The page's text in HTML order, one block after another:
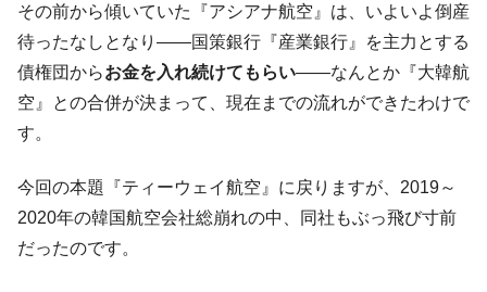
『Money1』
韓国･外為取引量「1日当たり1,214.4億ド
ル」まで拡大 ⇒ 海外資金の動きに強く左右される状態
『Money1』
韓国･帰ってきた李在明。李在明を支持しな
い「50.5％」に上昇
『Money1』
断
『Money1』
韓国･警察職員が「丸刈りになって抗議活
動」
その前から傾いていた『アシアナ航空』は、いよいよ倒産
待ったなしとなり――国策銀行『産業銀行』を主力とする
債権団からお金を入れ続けてもらい――なんとか『大韓航
空』との合併が決まって、現在までの流れができたわけで
す。
今回の本題『ティーウェイ航空』に戻りますが、2019～
2020年の韓国航空会社総崩れの中、同社もぶっ飛び寸前
だったのです。